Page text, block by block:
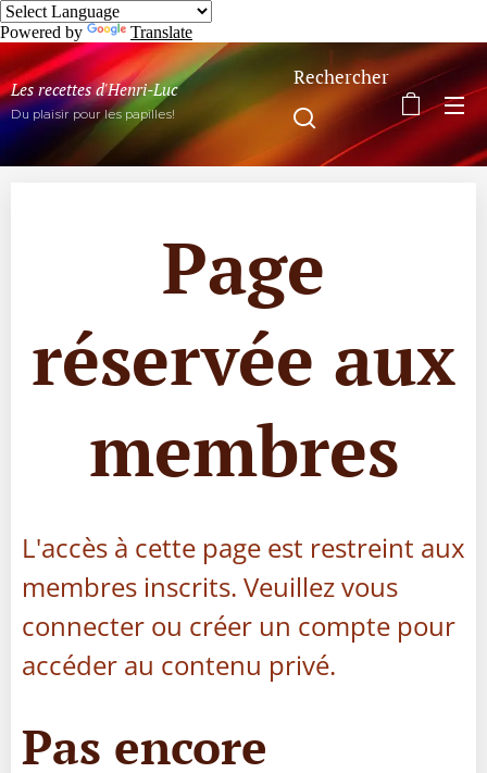
Powered by Translate
Les recettes d'Henri-Luc
Du plaisir pour les papilles!
Rechercher
Page
réservée aux
membres
L'accès à cette page est restreint aux
membres inscrits. Veuillez vous
connecter ou créer un compte pour
accéder au contenu privé.
Pas encore